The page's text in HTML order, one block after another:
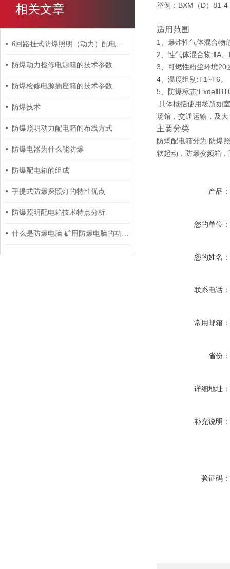
相关文章
6回路挂式防爆照明（动力）配电箱的定期维护保养方法分享
防爆动力检修电源箱的技术参数
防爆检修电源插座箱的技术参数
防爆技术
防爆照明动力配电箱的布线方式
防爆电器为什么能防爆
防爆配电箱的组成
手提式防爆探照灯的特性优点
防爆照明配电箱技术特点分析
什么是防爆电脑 矿用防爆电脑的功能特点介绍
举例：BXM（D）81-
适用范围
1、爆炸性气体混合物
2、性气体混合物:ⅡA、
3、可燃性粉尘环境20
4、温度组别:T1~T6。
5、防爆标志
.具体概括使用场所如
场馆，交通运输，及
主要分类
防爆配电箱分为:防爆
软起动，防爆变频箱
产品：
您的单位：
您的姓名：
联系电话：
常用邮箱：
省份：
详细地址：
补充说明：
验证码：